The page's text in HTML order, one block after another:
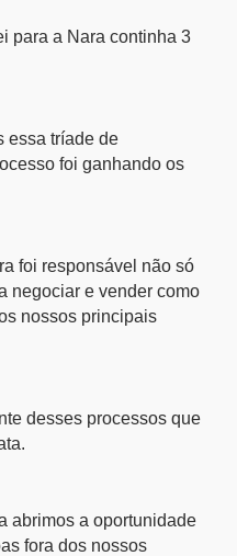
para a Nara continha 3
essa tríade de
foi ganhando os
foi responsável não só
negociar e vender como
nossos principais
desses processos que
abrimos a oportunidade
fora dos nossos